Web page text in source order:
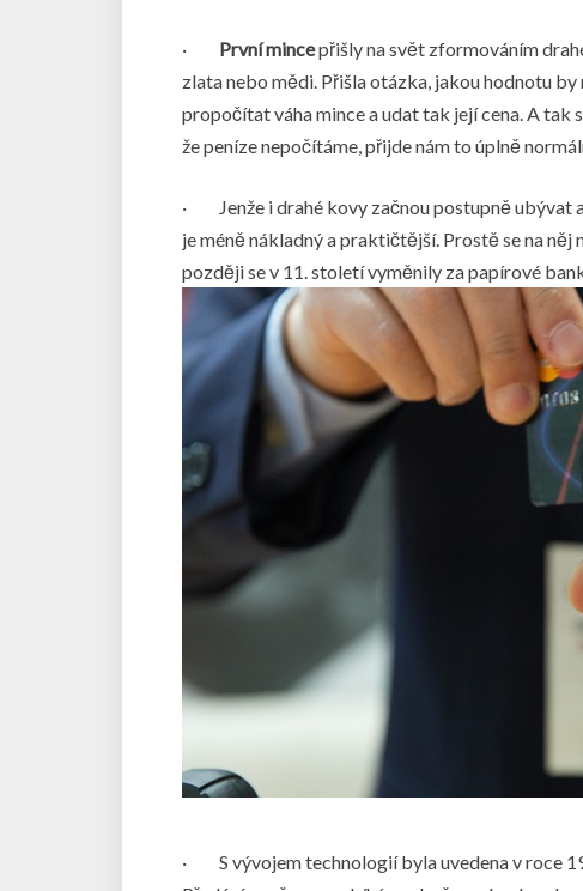
· První mincepřišly na svět zformováním
zlata nebo mědi. Přišla otázka, jakou hodnotu
propočítat váha mince a udat tak její cena. A tak
že peníze nepočítáme, přijde nám to úplně
· Jenže i drahé kovy začnou postupně ubývat
je méně nákladný a praktičtější. Prostě se na něj
později se v 11. století vyměnily za papírové
· S vývojem technologií byla uvedena v roce